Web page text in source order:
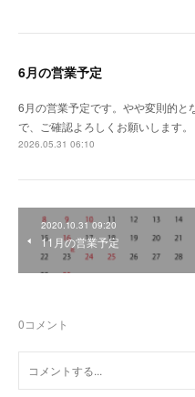
6月の営業予定
6月の営業予定です。やや変則的と
で、ご確認よろしくお願いします。
2026.05.31 06:10
2020.10.31 09:20
11月の営業予定
0コメント